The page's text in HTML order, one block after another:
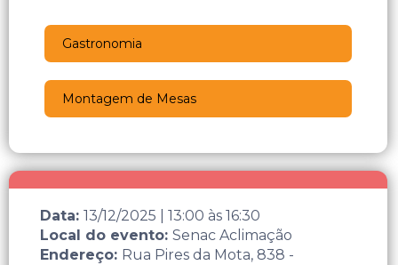
Gastronomia
Montagem de Mesas
Data: 13/12/2025 13:00 às 16:30
Local do evento: Senac Aclimação
Endereço: Rua Pires da Mota, 838 -